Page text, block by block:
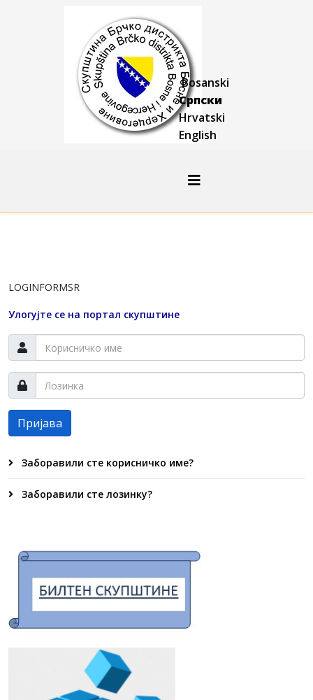
Bosanski
Српски
Hrvatski
English
LOGINFORMSR
Улогујте се на портал скупштине
Пријава
Заборавили сте корисничко име?
Заборавили сте лозинку?